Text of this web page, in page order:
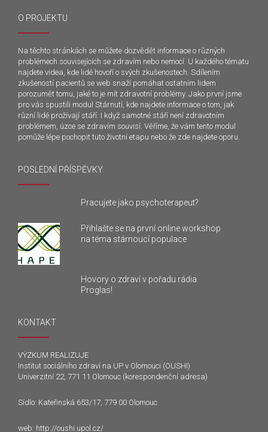
O PROJEKTU
Na těchto stránkách se můžete dozvědět informace o různých
problémech souvisejících se zdravím nebo nemocí. U každého tématu
najdete videa, kde lidé hovoří o svých zkušenostech. Sdílením
zkušeností pacientů se web snaží pomáhat ostatním lidem
porozumět tomu, jaké to je mít zdravotní problémy. Jako první jsme
pro vás spustili modul Stárnutí, kde najdete informace o tom, jak
různí lidé prožívají stáří. I když samotné stáří není zdravotním
problémem, úzce se zdravím souvisí. Věříme, že vám tento modul
pomůže lépe pochopit tuto životní etapu nebo že zde najdete oporu.
POSLEDNÍ PŘÍSPĚVKY
Pracujete jako psychoterapeut?
Přihlašte se na první online workshop
na téma stárnoucí populace
Hovory o zdraví v pořadu rádia
Proglas!
KONTAKT
VÝZKUM REALIZUJE
Institut sociálního zdraví na UP v Olomouci (OUSHI)
Univerzitní 22, 771 11 Olomouc (korespondenční adresa)
Sídlo: Kateřinská 653/17, 779 00 Olomouc
web: http://oushi.upol.cz/